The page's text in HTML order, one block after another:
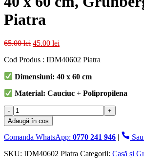
Piatra
65.00lei Prețul
a
65.00 lei.
45.00 lei
este:
Cod Produs : IDM40602 Piatra
Dimensiuni: 40 x 60 cm
Material: Cauciuc + Polipropilena
Cantitate
Covoras
intrare,
din
si
Adaugă în coș
Comanda WhatsApp: 0770 241 946 |
SKU: IDM40602 Piatra Categorii: Casă și